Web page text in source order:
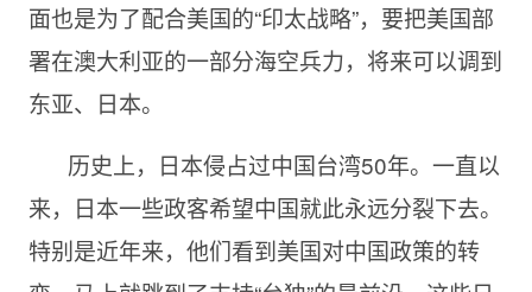
面也是为了配合美国的“印太战略”，要把美国部
署在澳大利亚的一部分海空兵力，将来可以调到
东亚、日本。
历史上，日本侵占过中国台湾50年。一直以
来，日本一些政客希望中国就此永远分裂下去。
特别是近年来，他们看到美国对中国政策的转